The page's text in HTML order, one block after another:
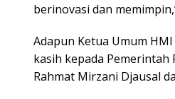
berinovasi dan
Adapun Ketua Umum
kasih kepada
Rahmat Mirzani Djausal